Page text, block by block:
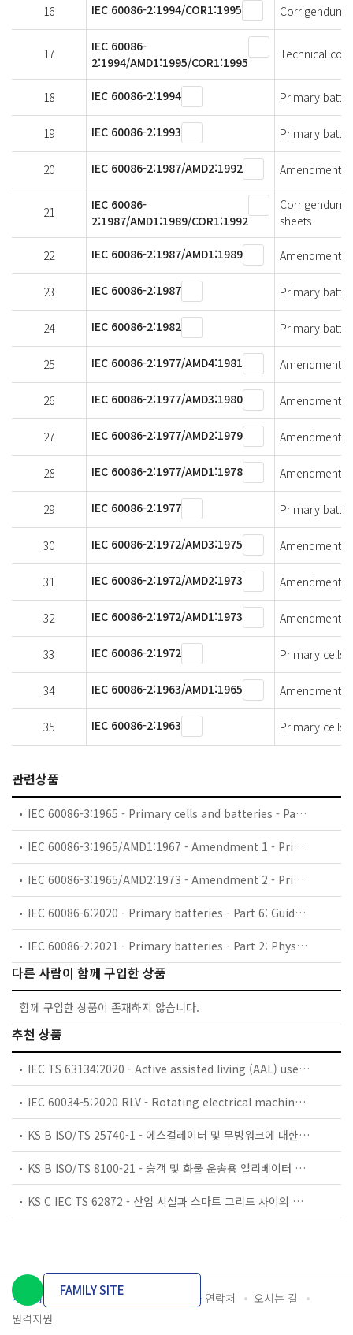
16 IEC 60086-2:1994/COR1:1995 Corrigendum
17
IEC 60086-
2:1994/AMD1:1995/COR1:1995
Technical
18 IEC 60086-2:1994 Primary
19 IEC 60086-2:1993 Primary
20 IEC 60086-2:1987/AMD2:1992 Amendment
21
IEC 60086-
2:1987/AMD1:1989/COR1:1992
Corrigendum
sheets
22 IEC 60086-2:1987/AMD1:1989 Amendment
23 IEC 60086-2:1987 Primary
24 IEC 60086-2:1982 Primary
25 IEC 60086-2:1977/AMD4:1981 Amendment
26 IEC 60086-2:1977/AMD3:1980 Amendment
27 IEC 60086-2:1977/AMD2:1979 Amendment
28 IEC 60086-2:1977/AMD1:1978 Amendment
29 IEC 60086-2:1977 Primary
30 IEC 60086-2:1972/AMD3:1975 Amendment
31 IEC 60086-2:1972/AMD2:1973 Amendment
32 IEC 60086-2:1972/AMD1:1973 Amendment
33 IEC 60086-2:1972 Primary cells
34 IEC 60086-2:1963/AMD1:1965 Amendment
35 IEC 60086-2:1963 Primary cells
관련상품
IEC 60086-3:1965 - Primary cells and batteries - Part 3: Terminals
IEC 60086-3:1965/AMD1:1967 - Amendment 1 - Primary cells and batteries - Part 3: Terminals
IEC 60086-3:1965/AMD2:1973 - Amendment 2 - Primary cells and batteries - Part 3: Terminals
IEC 60086-6:2020 - Primary batteries - Part 6: Guidance on environmental aspects
IEC 60086-2:2021 - Primary batteries - Part 2: Physical and electrical specifications
다른 사람이 함께 구입한 상품
함께 구입한 상품이 존재하지 않습니다.
추천 상품
IEC TS 63134:2020 - Active assisted living (AAL) use cases
IEC 60034-5:2020 RLV - Rotating electrical machines - Part 5: Degrees of protection provided by the integral design of rotating electrical machines (IP code) - Classification
KS B ISO/TS 25740-1 - 에스컬레이터 및 무빙워크에 대한 안전요건 — 제1부: 세계공통 필수 안전요건(GESRs)
KS B ISO/TS 8100-21 - 승객 및 화물 운송용 엘리베이터 —제21부: 세계공통 필수안전요건(GESRs)을 충족하는 세계공통 안전 파라미터(GSPs)
KS C IEC TS 62872 - 산업 시설과 스마트 그리드 사이의 산업 공정 측정, 제어 및 자동화 시스템 인터페이스
개인정보처리방침 이용약관 담당자 연락처
오시는 길
원격지원
FAMILY SITE